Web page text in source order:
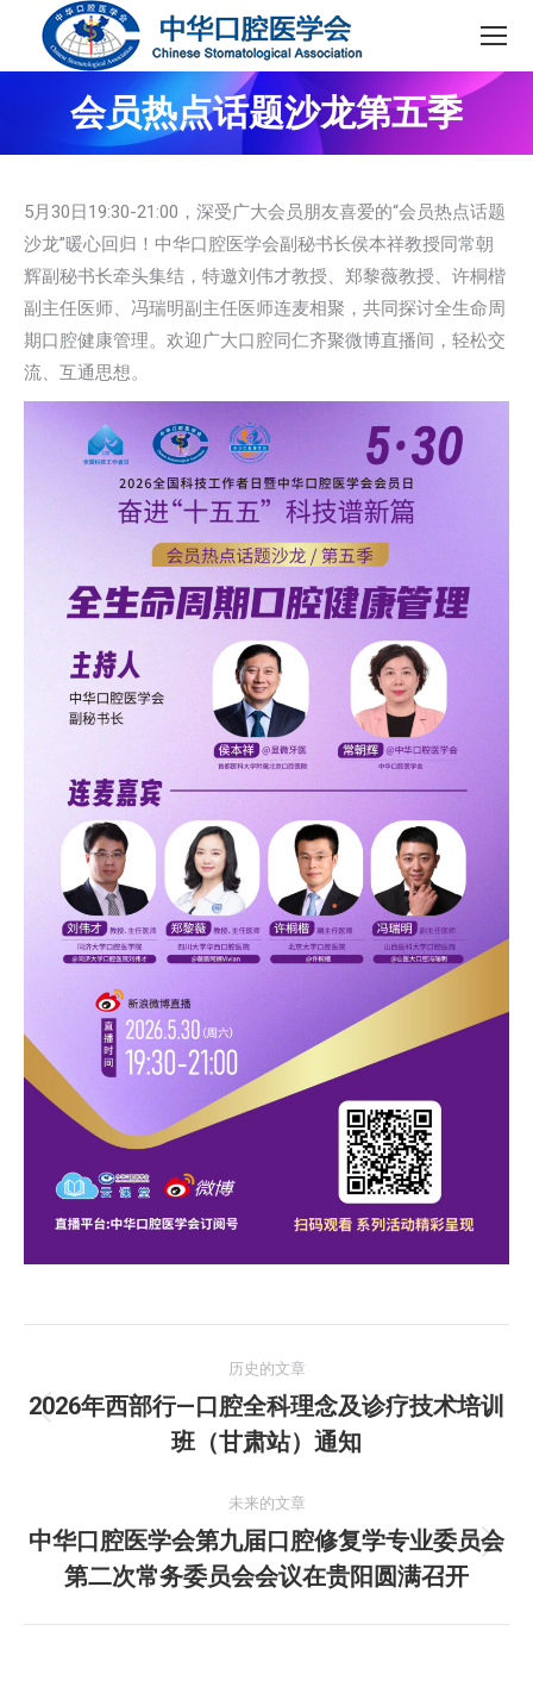
会员热点话题沙龙第五季
5月30日19:30-21:00，深受广大会员朋友喜爱的“会员热点话题
沙龙”暖心回归！中华口腔医学会副秘书长侯本祥教授同常朝
辉副秘书长牵头集结，特邀刘伟才教授、郑黎薇教授、许桐楷
副主任医师、冯瑞明副主任医师连麦相聚，共同探讨全生命周
期口腔健康管理。欢迎广大口腔同仁齐聚微博直播间，轻松交
流、互通思想。
章
历史的文章
历
史
文
章：
2026年西部行—口腔全科理念及诊疗技术培训
班（甘肃站）通知
未来的文章
未
来
的
中华口腔医学会第九届口腔修复学专业委员会
第二次常务委员会会议在贵阳圆满召开